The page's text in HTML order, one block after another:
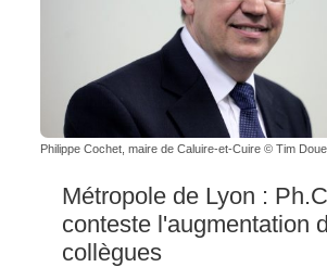
Philippe Cochet, maire de Caluire-et-Cuire © Tim
Métropole de Lyon :
conteste l'augmentation
collègues